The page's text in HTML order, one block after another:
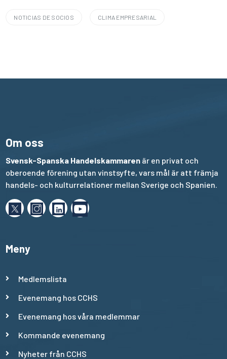
NOTICIAS DE SOCIOS CLIMA EMPRESARIAL
Om oss
Svensk-Spanska Handelskammaren är en privat och
oberoende förening utan vinstsyfte, vars mål är att främja
handels- och kulturrelationer mellan Sverige och Spanien.
Meny
Medlemslista
Evenemang hos CCHS
Evenemang hos våra medlemmar
Kommande evenemang
Nyheter från CCHS